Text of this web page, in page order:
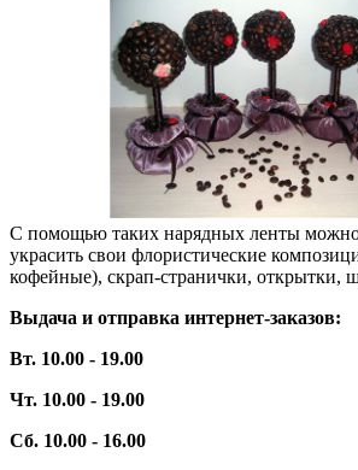
С помощью таких нарядных ленты можно
украсить свои флористические
кофейные), скрап-странички, открытки,
Выдача и отправка интернет-заказов:
Вт. 10.00 - 19.00
Чт. 10.00 - 19.00
Сб. 10.00 - 16.00